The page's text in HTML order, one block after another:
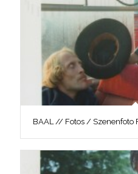
BAAL // Fotos / Szenenfoto